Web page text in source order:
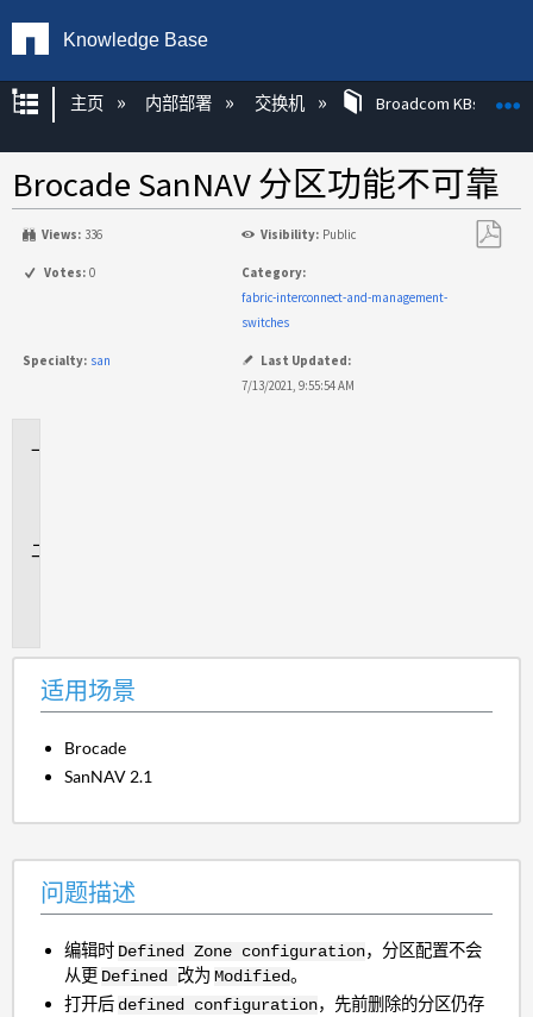
Knowledge Base
扩展/隐缩全局层次
主页 内部部署 交换机 Broadcom KBs
Brocade SanNAV 分区功能不可靠
Views: 336 Visibility: Public
Votes: 0
Category:
fabric-interconnect-and-management-
switches
Specialty: san
Last Updated:
7/13/2021, 9:55:54 AM
适用场景
Brocade
SanNAV 2.1
问题描述
编辑时 Defined Zone configuration，分区配置不会
从更 Defined 改为Modified。
打开后 defined configuration，先前删除的分区仍存